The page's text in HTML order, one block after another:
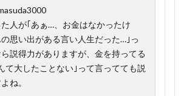
人が｢あぁ…、お金はなかったけ
思い出がある言い人生だった…｣っ
説得力がありますが、金を持ってる
て大したことない｣って言ってても説
ね。